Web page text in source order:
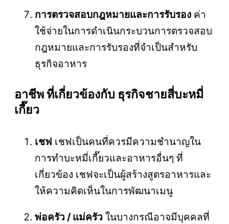
การตรวจสอบกฎหมายและการรับรอง ค่า
ใช้จ่ายในการดำเนินกระบวนการตรวจสอบ
กฎหมายและการรับรองที่จำเป็นสำหรับ
ธุรกิจอาหาร
อาชีพ ที่เกี่ยวข้องกับ ธุรกิจชายสี่บะหมี่
เกี๊ยว
เชฟ เชฟเป็นคนที่ควรมีความชำนาญใน
การทำบะหมี่เกี๊ยวและอาหารอื่นๆ ที่
เกี่ยวข้อง เชฟจะเป็นผู้สร้างสูตรอาหารและ
ให้ความคิดเห็นในการพัฒนาเมนู
พ่อครัว / แม่ครัว ในบางกรณีอาจมีบุคคลที่